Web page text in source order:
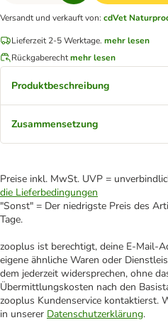
Versandt und verkauft von: cdVet
Lieferzeit 2-5 Werktage. mehr lesen
Rückgaberechtmehr lesen
Produktbeschreibung
Zusammensetzung
Preise inkl. MwSt. UVP =
die Lieferbedingungen
"Sonst" = Der niedrigste Preis des
Tage.
zooplus ist berechtigt, deine E-Mail-
eigene ähnliche Waren oder
dem jederzeit widersprechen, ohne
Übermittlungskosten nach den
zooplus Kundenservice kontaktierst.
in unserer Datenschutzerklärung.